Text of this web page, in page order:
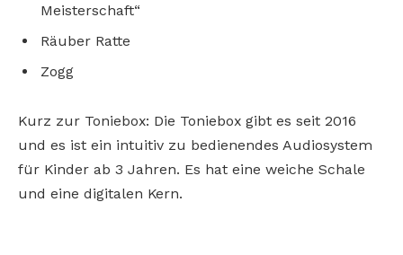
Meisterschaft“
Räuber Ratte
Zogg
Kurz zur Toniebox: Die Toniebox gibt es seit 2016
und es ist ein intuitiv zu bedienendes Audiosystem
für Kinder ab 3 Jahren. Es hat eine weiche Schale
und eine digitalen Kern.